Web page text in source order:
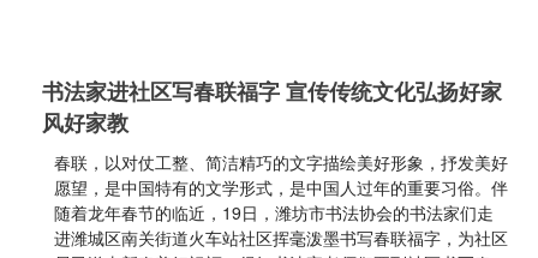
书法家进社区写春联福字 宣传传统文化弘扬好家
风好家教
春联，以对仗工整、简洁精巧的文字描绘美好形象，抒发美好
愿望，是中国特有的文学形式，是中国人过年的重要习俗。伴
随着龙年春节的临近，19日，潍坊市书法协会的书法家们走
进潍城区南关街道火车站社区挥毫泼墨书写春联福字，为社区